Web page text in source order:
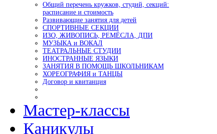
Общий перечень кружков, студий, секций:
расписание и стоимость
Развивающие занятия для детей
СПОРТИВНЫЕ СЕКЦИИ
ИЗО, ЖИВОПИСЬ, РЕМЁСЛА, ДПИ
МУЗЫКА и ВОКАЛ
ТЕАТРАЛЬНЫЕ СТУДИИ
ИНОСТРАННЫЕ ЯЗЫКИ
ЗАНЯТИЯ В ПОМОЩЬ ШКОЛЬНИКАМ
ХОРЕОГРАФИЯ и ТАНЦЫ
Договор и квитанция
Мастер-классы
Каникулы